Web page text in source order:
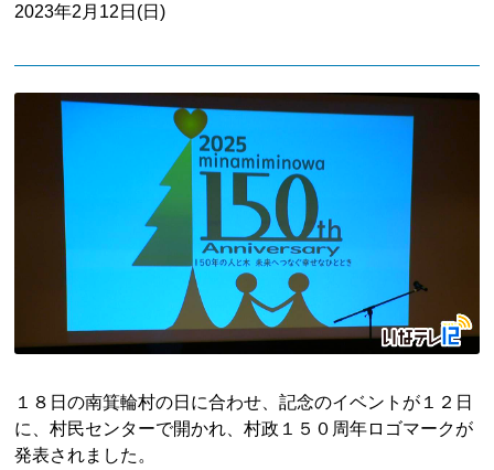
2023年2月12日(日)
１８日の南箕輪村の日に合わせ、記念のイベントが１２日
に、村民センターで開かれ、村政１５０周年ロゴマークが
発表されました。